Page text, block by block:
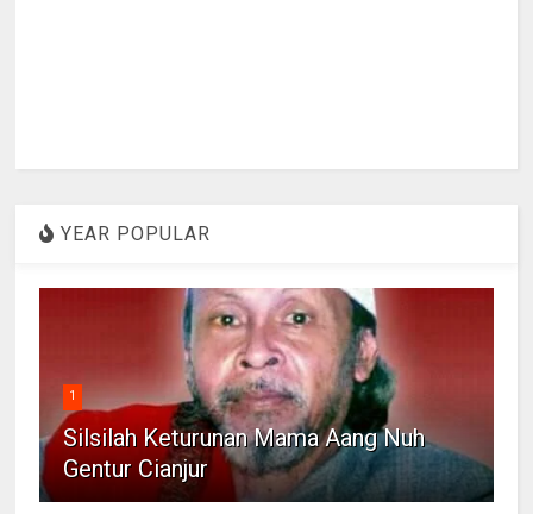
YEAR POPULAR
1
Silsilah Keturunan Mama Aang Nuh
Gentur Cianjur